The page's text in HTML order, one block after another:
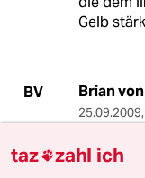
Gelb
BV Brian
25.09.2009,
taz zahl ich